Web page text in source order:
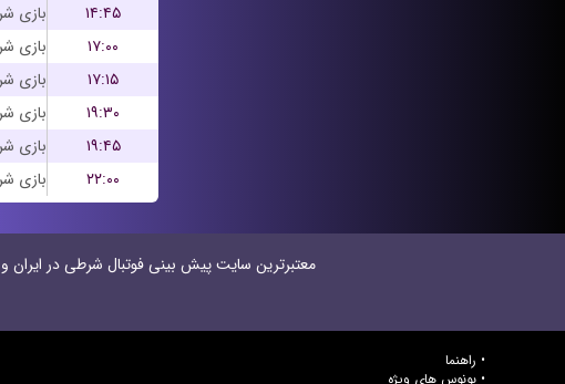
۱۴:۴۵
۱۷:۰۰
۱۷:۱۵
۱۹:۳۰
۱۹:۴۵
۲۲:۰۰
معتبر‌ترین سایت پیش بینی‌ فوتبال شرطی در ایران و
راهنما
بونوس های ویژه